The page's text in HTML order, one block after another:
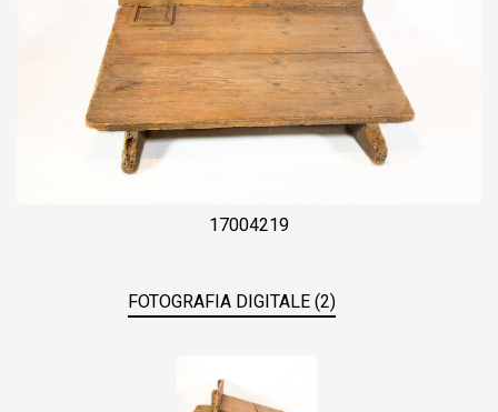
17004219
FOTOGRAFIA DIGITALE (2)